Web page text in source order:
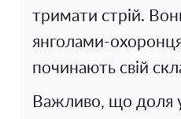
тримати стрій.
янголами-
починають свій
Важливо, що доля